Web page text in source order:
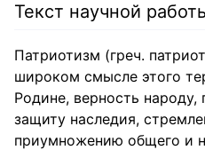
Текст научной
Патриотизм (греч.
широком смысле этого
Родине, верность народу,
защиту наследия,
приумножению общего и